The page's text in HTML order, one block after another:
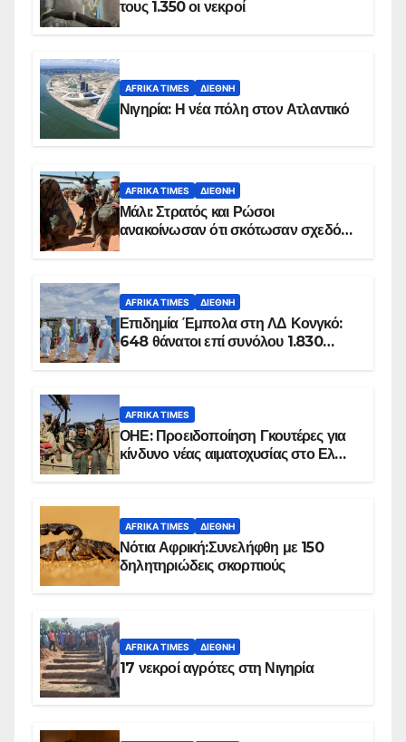
τους 1.350 οι νεκροί
AFRIKA TIMES ΔΙΕΘΝΉ
Νιγηρία: Η νέα πόλη στον Ατλαντικό
AFRIKA TIMES ΔΙΕΘΝΉ
Μάλι: Στρατός και Ρώσοι
ανακοίνωσαν ότι σκότωσαν σχεδόν
AFRIKA TIMES ΔΙΕΘΝΉ
Επιδημία Έμπολα στη ΛΔ Κονγκό:
648 θάνατοι επί συνόλου 1.830
AFRIKA TIMES
ΟΗΕ: Προειδοποίηση Γκουτέρες για
κίνδυνο νέας αιματοχυσίας στο Ελ
AFRIKA TIMES ΔΙΕΘΝΉ
Νότια Αφρική:Συνελήφθη με 150
δηλητηριώδεις σκορπιούς
AFRIKA TIMES ΔΙΕΘΝΉ
17 νεκροί αγρότες στη Νιγηρία